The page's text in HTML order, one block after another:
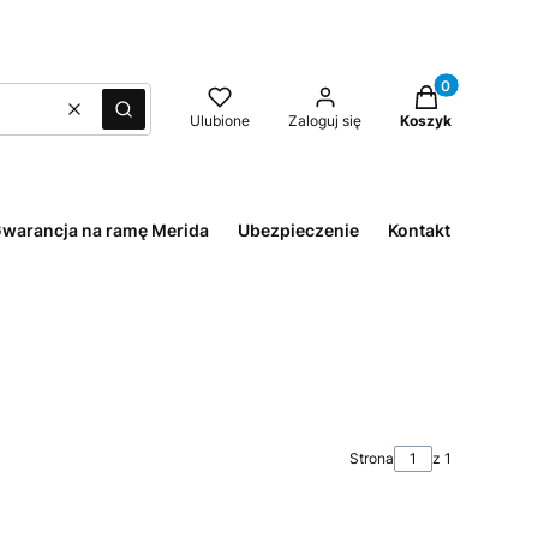
WyczyśćSzukaj Ulubione Zaloguj się
Produkty w
Koszyk
na ramę Merida Ubezpieczenie Kontakt
Strona z 1